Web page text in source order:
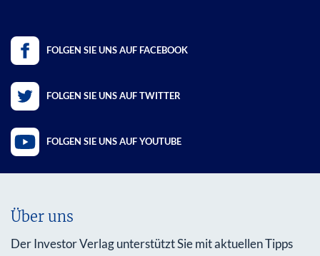
FOLGEN SIE UNS AUF FACEBOOK
FOLGEN SIE UNS AUF TWITTER
FOLGEN SIE UNS AUF YOUTUBE
Über uns
Der Investor Verlag unterstützt Sie mit aktuellen Tipps